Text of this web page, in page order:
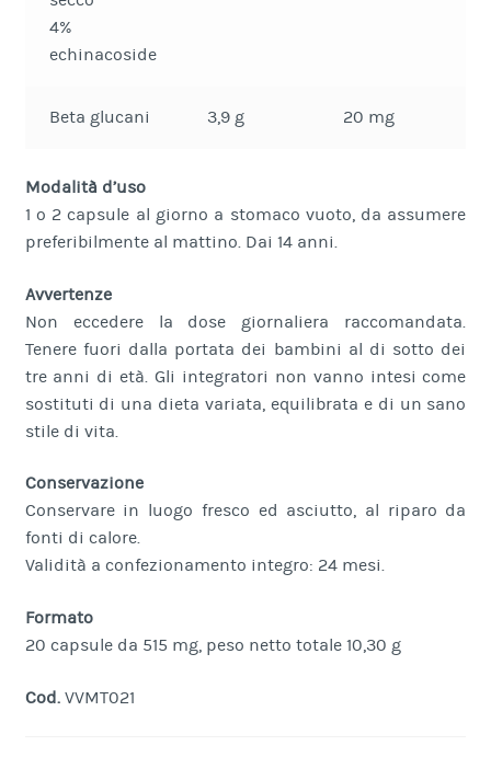
4%
echinacoside
Beta glucani 3,9 g 20 mg
Modalità d’uso
1 o 2 capsule al giorno a stomaco vuoto, da assumere
preferibilmente al mattino. Dai 14 anni.
Avvertenze
Non eccedere la dose giornaliera raccomandata.
Tenere fuori dalla portata dei bambini al di sotto dei
tre anni di età. Gli integratori non vanno intesi come
sostituti di una dieta variata, equilibrata e di un sano
stile di vita.
Conservazione
Conservare in luogo fresco ed asciutto, al riparo da
fonti di calore.
Validità a confezionamento integro: 24 mesi.
Formato
20 capsule da 515 mg, peso netto totale 10,30 g
Cod.VVMT021